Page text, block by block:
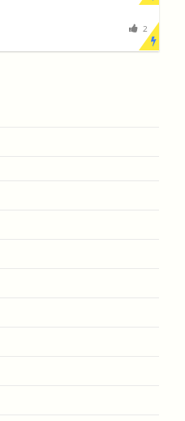
2